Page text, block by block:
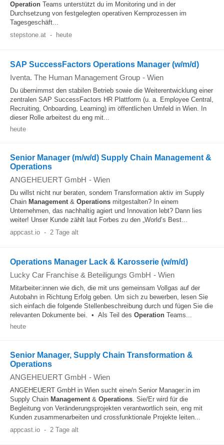
Operation Teams unterstützt du im Monitoring und in der
Durchsetzung von festgelegten operativen Kernprozessen im
Tagesgeschäft...
stepstone.at - heute
SAP SuccessFactors Operations Manager (w/m/d)
Iventa. The Human Management Group - Wien
Du übernimmst den stabilen Betrieb sowie die Weiterentwicklung einer
zentralen SAP SuccessFactors HR Plattform (u. a. Employee Central,
Recruiting, Onboarding, Learning) im öffentlichen Umfeld in Wien. In
dieser Rolle arbeitest du eng mit...
heute
Senior Manager (m/w/d) Supply Chain Management &
Operations
ANGEHEUERT GmbH - Wien
Du willst nicht nur beraten, sondern Transformation aktiv im Supply
Chain Management& Operations mitgestalten? In einem
Unternehmen, das nachhaltig agiert und Innovation lebt? Dann lies
weiter! Unser Kunde zählt laut Forbes zu den „World’s Best...
appcast.io - 2 Tage alt
Operations Manager Lack & Karosserie (w/m/d)
Lucky Car Franchise & Beteiligungs GmbH - Wien
Mitarbeiter:innen wie dich, die mit uns gemeinsam Vollgas auf der
Autobahn in Richtung Erfolg geben. Um sich zu bewerben, lesen Sie
sich einfach die folgende Stellenbeschreibung durch und fügen Sie die
relevanten Dokumente bei. • Als Teil des Operation Teams...
heute
Senior Manager, Supply Chain Transformation &
Operations
ANGEHEUERT GmbH - Wien
ANGEHEUERT GmbH in Wien sucht eine/n Senior Manager:in im
Supply Chain Management& Operations. Sie/Er wird für die
Begleitung von Veränderungsprojekten verantwortlich sein, eng mit
Kunden zusammenarbeiten und crossfunktionale Projekte leiten...
appcast.io - 2 Tage alt